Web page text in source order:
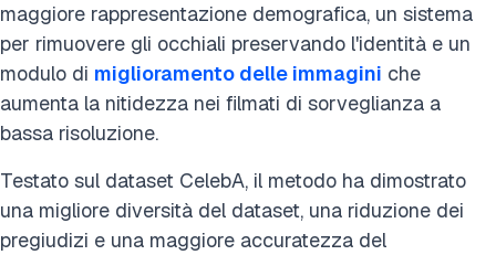
maggiore rappresentazione demografica, un sistema
per rimuovere gli occhiali preservando l'identità e un
modulo di miglioramento delle immagini che
aumenta la nitidezza nei filmati di sorveglianza a
bassa risoluzione.
Testato sul dataset CelebA, il metodo ha dimostrato
una migliore diversità del dataset, una riduzione dei
pregiudizi e una maggiore accuratezza del